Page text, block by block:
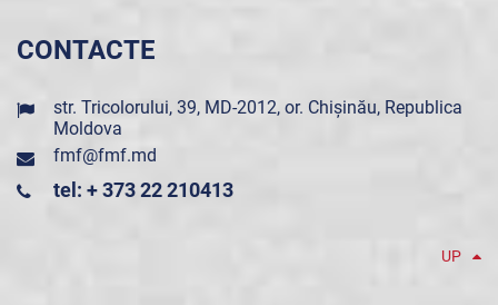
CONTACTE
str. Tricolorului, 39, MD-2012, or. Chișinău, Republica
Moldova
fmf@fmf.md
tel: + 373 22 210413
UP